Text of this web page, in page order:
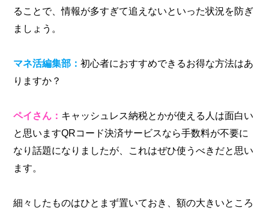
ることで、情報が多すぎて追えないといった状況を防ぎ
ましょう。
マネ活編集部：初心者におすすめできるお得な方法はあ
りますか？
ペイさん： キャッシュレス納税とかが使える人は面白い
と思いますQRコード決済サービスなら手数料が不要に
なり話題になりましたが、これはぜひ使うべきだと思い
ます。
細々したものはひとまず置いておき、額の大きいところ